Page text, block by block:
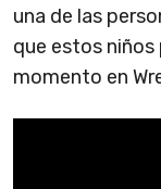
una de las
que estos
momento en